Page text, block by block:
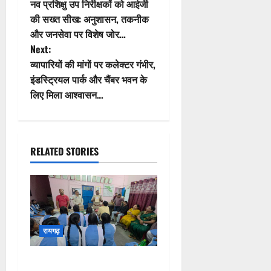
o
s
t
n
i
g
a
t
की सख्त सीख: अनुशासन, तकनीक
और जनसेवा पर विशेष जोर…
Next:
व्यापारियों की मांगों पर कलेक्टर गंभीर,
इंडस्ट्रियल पार्क और चैंबर भवन के
लिए मिला आश्वासन…
रायगढ़